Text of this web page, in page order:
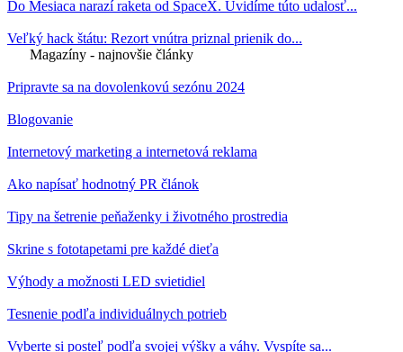
Do Mesiaca narazí raketa od SpaceX. Uvidíme túto udalosť...
Veľký hack štátu: Rezort vnútra priznal prienik do...
Magazíny - najnovšie články
Pripravte sa na dovolenkovú sezónu 2024
Blogovanie
Internetový marketing a internetová reklama
Ako napísať hodnotný PR článok
Tipy na šetrenie peňaženky i životného prostredia
Skrine s fototapetami pre každé dieťa
Výhody a možnosti LED svietidiel
Tesnenie podľa individuálnych potrieb
Vyberte si posteľ podľa svojej výšky a váhy. Vyspíte sa...